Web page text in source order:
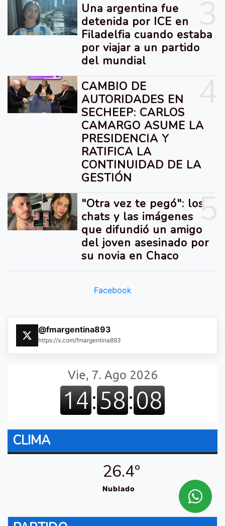
Una argentina fue
detenida por ICE en
Filadelfia cuando estaba
por viajar a un partido
del mundial
CAMBIO DE
AUTORIDADES EN
SECHEEP: CARLOS
CAMARGO ASUME LA
PRESIDENCIA Y
RATIFICA LA
CONTINUIDAD DE LA
GESTIÓN
5
"Otra vez te pegó": los
chats y las imágenes
que difundió un amigo
del joven asesinado por
su novia en Chaco
Facebook
@fmargentina893
https://x.com/fmargentina893
CLIMA
26.4º
Nublado